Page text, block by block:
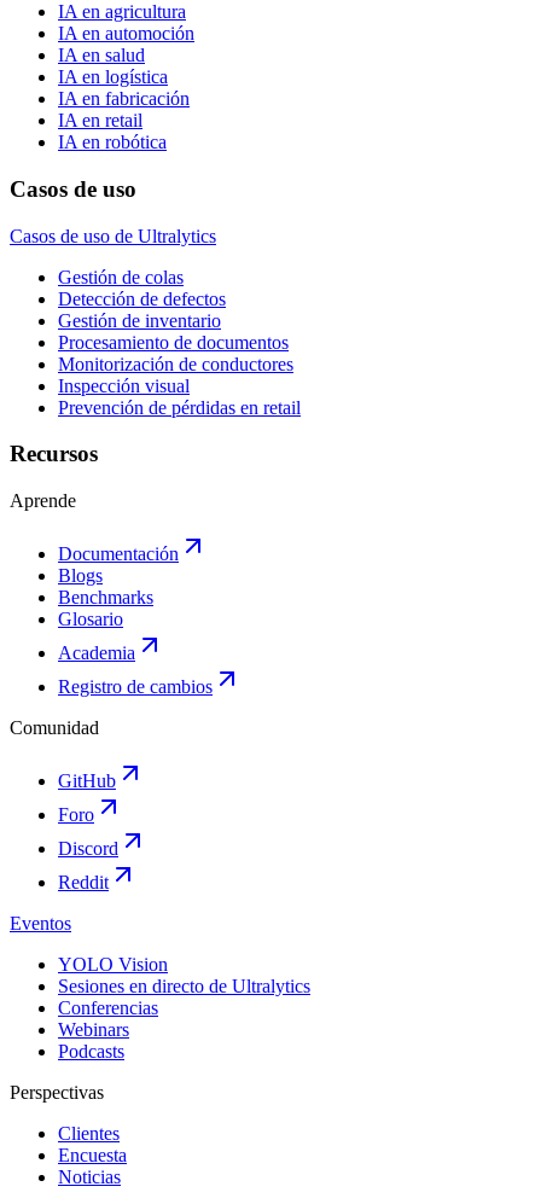
IA en agricultura
IA en automoción
IA en salud
IA en logística
IA en fabricación
IA en retail
IA en robótica
Casos de uso
Casos de uso de Ultralytics
Gestión de colas
Detección de defectos
Gestión de inventario
Procesamiento de documentos
Monitorización de conductores
Inspección visual
Prevención de pérdidas en retail
Recursos
Aprende
Documentación
Blogs
Benchmarks
Glosario
Academia
Registro de cambios
Comunidad
GitHub
Foro
Discord
Reddit
Eventos
YOLO Vision
Sesiones en directo de Ultralytics
Conferencias
Webinars
Podcasts
Perspectivas
Clientes
Encuesta
Noticias